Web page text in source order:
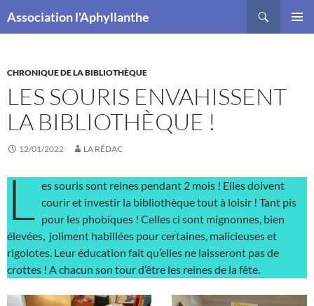
Association l'Aphyllanthe
CHRONIQUE DE LA BIBLIOTHÈQUE
LES SOURIS ENVAHISSENT
LA BIBLIOTHÈQUE !
12/01/2022 LA RÉDAC
L es souris sont reines pendant 2 mois ! Elles doivent
courir et investir la bibliothèque tout à loisir ! Tant pis
pour les phobiques ! Celles ci sont mignonnes, bien
élevées, joliment habillées pour certaines, malicieuses et
rigolotes. Leur éducation fait qu’elles ne laisseront pas de
crottes ! A chacun son tour d’être les reines de la fête.